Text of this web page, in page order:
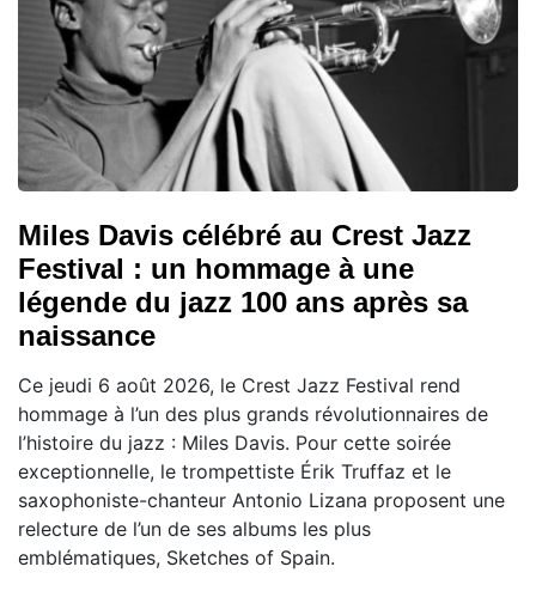
Miles Davis célébré au Crest Jazz
Festival : un hommage à une
légende du jazz 100 ans après sa
naissance
Ce jeudi 6 août 2026, le Crest Jazz Festival rend
hommage à l’un des plus grands révolutionnaires de
l’histoire du jazz : Miles Davis. Pour cette soirée
exceptionnelle, le trompettiste Érik Truffaz et le
saxophoniste-chanteur Antonio Lizana proposent une
relecture de l’un de ses albums les plus
emblématiques, Sketches of Spain.